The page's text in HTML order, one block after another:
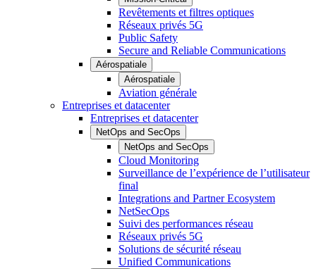
Revêtements et filtres optiques
Réseaux privés 5G
Public Safety
Secure and Reliable Communications
Aérospatiale
Aérospatiale
Aviation générale
Entreprises et datacenter
Entreprises et datacenter
NetOps and SecOps
NetOps and SecOps
Cloud Monitoring
Surveillance de l’expérience de l’utilisateur
final
Integrations and Partner Ecosystem
NetSecOps
Suivi des performances réseau
Réseaux privés 5G
Solutions de sécurité réseau
Unified Communications